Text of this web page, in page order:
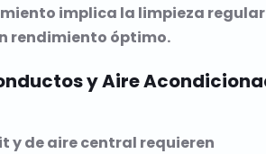
implica la limpieza
rendimiento óptimo.
y Aire
y de aire central requieren